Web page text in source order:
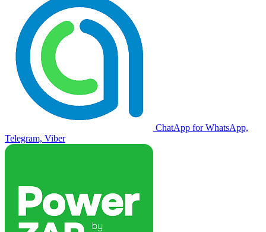
ChatApp for WhatsApp,
Telegram, Viber